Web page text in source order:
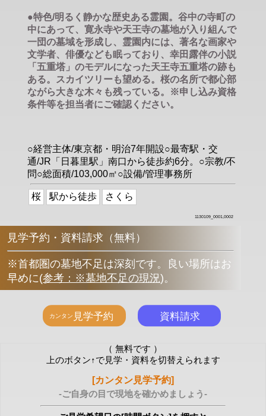
●特色/明るく静かな歴史ある霊園。谷中の寺町の
中にあって、寛永寺や天王寺の墓地が入り組んで
一団の墓域を形成し、霊園内には、著名な画家や
文学者、俳優なども眠っており、幸田露伴の小説
「五重塔」のモデルになった天王寺五重塔の跡も
ある。スカイツリーも望める。桜の名所で都心部
ながら大きな木々も残っている。※申し込み資格
条件等を担当者にご確認ください。
○経営主体/東京都・明治7年開設○最寄駅・交
通/JR「日暮里駅」南口から徒歩約6分。○宗教/不
問○総面積/103,000㎡○設備/管理事務所
桜 駅から徒歩 さくら
1130109_0001,0002
見学予約・資料請求（無料）
※首都圏の墓地不足は深刻です。良い場所はお
早めに(参考：※墓地不足の現況)。
（ 無料です ）
上のボタン↑で見学・資料を切替えられます
[カンタン見学予約]
-ご自身の目で現地を確かめましょう-